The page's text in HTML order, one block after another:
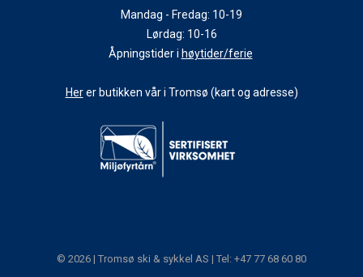
Mandag - Fredag: 10-19
Lørdag: 10-16
Åpningstider i høytider/ferie
Herer butikken vår i Tromsø (kart og adresse)
© 2026 | Tromsø ski & sykkel AS | Tel: +47 77 68 60 80